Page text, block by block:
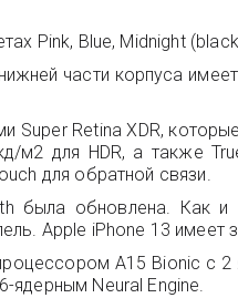
Pink, Blue, Midnight
части корпуса
Retina XDR,
м2 для HDR, а также
для обратной связи.
была обновлена. Как
Apple iPhone 13
A15 Bionic с
ядерным Neural Engine.